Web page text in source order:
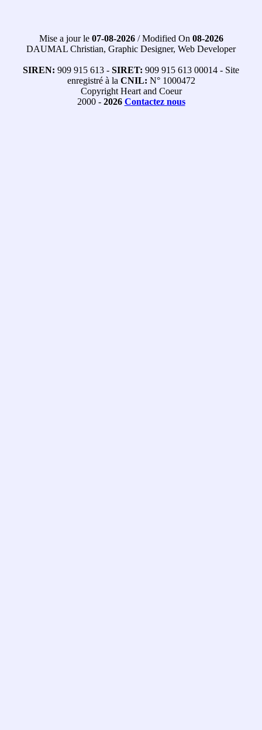
Mise a jour le 07-08-2026/ Modified On 08-2026
DAUMAL Christian, Graphic Designer, Web Developer
SIREN: 909 915 613 - SIRET: 909 915 613 00014 - Site
enregistré à la CNIL: N° 1000472
Copyright Heart and Coeur
2000 - 2026 Contactez nous